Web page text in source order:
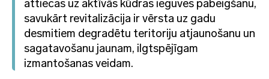
attiecas uz aktīvās kūdras ieguves pabeigšanu,
savukārt revitalizācija ir vērsta uz gadu
desmitiem degradētu teritoriju atjaunošanu un
sagatavošanu jaunam, ilgtspējīgam
izmantošanas veidam.